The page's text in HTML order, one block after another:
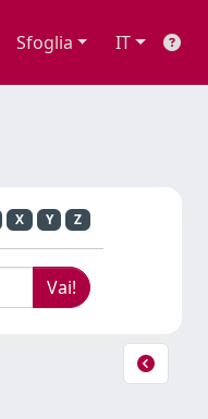
Sfoglia IT
X Y Z